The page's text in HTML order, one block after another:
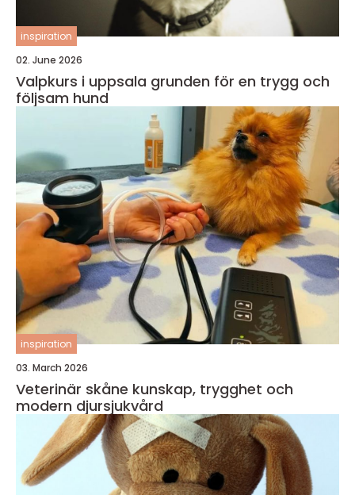
inspiration
02. June 2026
Valpkurs i uppsala grunden för en trygg och
följsam hund
inspiration
03. March 2026
Veterinär skåne kunskap, trygghet och
modern djursjukvård